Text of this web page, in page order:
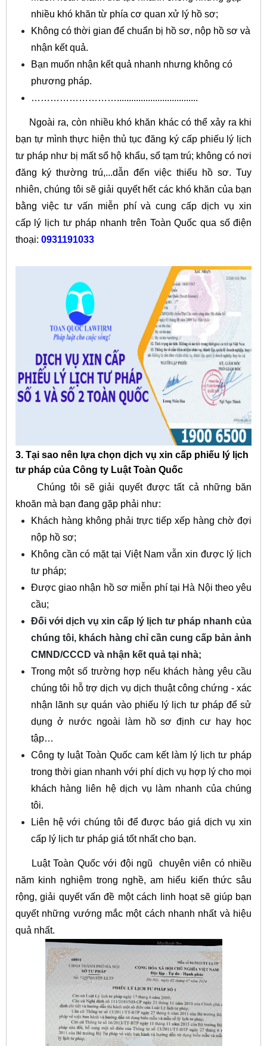
nhiều khó khăn từ phía cơ quan xử lý hồ sơ;
Không có thời gian để chuẩn bị hồ sơ, nộp hồ sơ và
nhận kết quả.
Bạn muốn nhận kết quả nhanh nhưng không có
phương pháp.
………………………..................................
Ngoài ra, còn nhiều khó khăn khác có thể xảy ra khi
bạn tự mình thực hiện thủ tục đăng ký cấp phiếu lý lịch
tư pháp như bị mất sổ hộ khẩu, sổ tạm trú; không có nơi
đăng ký thường trú,...dẫn đến việc thiếu hồ sơ. Tuy
nhiên, chúng tôi sẽ giải quyết hết các khó khăn của bạn
bằng việc tư vấn miễn phí và cung cấp dịch vụ xin
cấp lý lịch tư pháp nhanh trên Toàn Quốc qua số điện
thoại: 0931191033
3. Tại sao nên lựa chọn dịch vụ xin cấp phiếu lý lịch
tư pháp của Công ty Luật Toàn Quốc
Chúng tôi sẽ giải quyết được tất cả những băn
khoăn mà bạn đang gặp phải như:
Khách hàng không phải trực tiếp xếp hàng chờ đợi
nộp hồ sơ;
Không cần có mặt tại Việt Nam vẫn xin được lý lịch
tư pháp;
Được giao nhận hồ sơ miễn phí tại Hà Nội theo yêu
cầu;
Đối với dịch vụ xin cấp lý lịch tư pháp nhanh của
chúng tôi, khách hàng chỉ cần cung cấp bản ảnh
CMND/CCCD và nhận kết quả tại nhà;
Trong một số trường hợp nếu khách hàng yêu cầu
chúng tôi hỗ trợ dịch vụ dịch thuật công chứng - xác
nhận lãnh sự quán vào phiếu lý lịch tư pháp để sử
dụng ở nước ngoài làm hồ sơ định cư hay học
tập…
Công ty luật Toàn Quốc cam kết làm lý lịch tư pháp
trong thời gian nhanh với phí dịch vụ hợp lý cho mọi
khách hàng liên hệ dịch vụ làm nhanh của chúng
tôi.
Liên hệ với chúng tôi để được báo giá dịch vụ xin
cấp lý lịch tư pháp giá tốt nhất cho bạn.
Luật Toàn Quốc với đội ngũ chuyên viên có nhiều
năm kinh nghiệm trong nghề, am hiểu kiến thức sâu
rộng, giải quyết vấn đề một cách linh hoạt sẽ giúp bạn
quyết những vướng mắc một cách nhanh nhất và hiệu
quả nhất.